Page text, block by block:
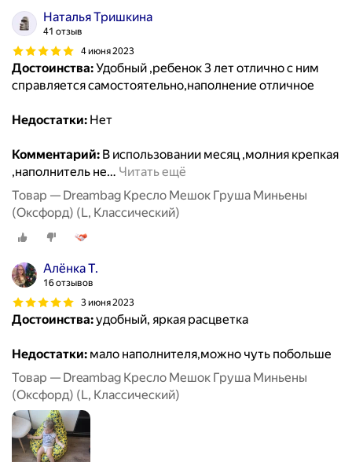
Наталья Тришкина
41 отзыв
4 июня 2023
Достоинства:Удобный ,ребенок 3 лет отлично с ним
справляется самостоятельно,наполнение отличное
Недостатки: Нет
Комментарий: В использовании месяц ,молния крепкая
,наполнитель не… Читать ещё
Товар — Dreambag Кресло Мешок Груша Миньены
(Оксфорд) (L, Классический)
Алёнка Т.
16 отзывов
3 июня 2023
Достоинства:удобный, яркая расцветка
Недостатки: мало наполнителя,можно чуть побольше
Товар — Dreambag Кресло Мешок Груша Миньены
(Оксфорд) (L, Классический)